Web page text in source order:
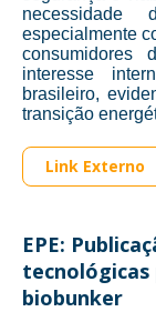
especialmente
consumidores
interesse
brasileiro,
transição
Link Externo
EPE:
tecnológicas
biobunker